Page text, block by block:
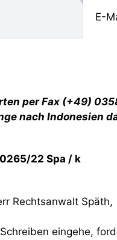
E-
per Fax (+49)
nach Indonesien
22 Spa / k
Rechtsanwalt Späth,
eingehe,